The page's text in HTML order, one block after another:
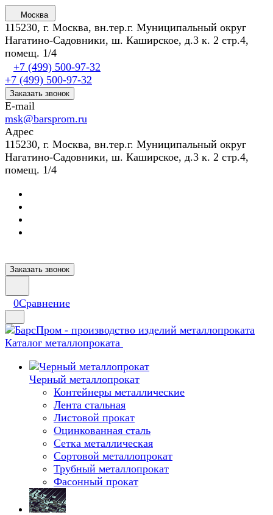
Москва
115230, г. Москва, вн.тер.г. Муниципальный округ
Нагатино-Садовники, ш. Каширское, д.3 к. 2 стр.4,
помещ. 1/4
+7 (499) 500-97-32
+7 (499) 500-97-32
Заказать звонок
E-mail
msk@barsprom.ru
Адрес
115230, г. Москва, вн.тер.г. Муниципальный округ
Нагатино-Садовники, ш. Каширское, д.3 к. 2 стр.4,
помещ. 1/4
Заказать звонок
0Сравнение
Каталог металлопроката
Черный металлопрокат
Контейнеры металлические
Лента стальная
Листовой прокат
Оцинкованная сталь
Сетка металлическая
Сортовой металлопрокат
Трубный металлопрокат
Фасонный прокат